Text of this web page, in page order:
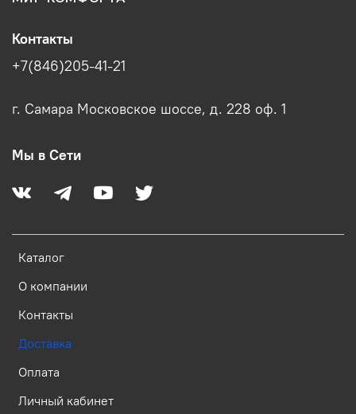
Каталог
О компании
Контакты
Доставка
Оплата
Личный кабинет
Контакты
+7(846)205-41-21
г. Самара Московское шоссе, д. 228 оф. 1
Мы в Сети